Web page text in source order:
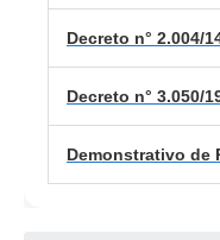
Decreto n° 2.004/
Decreto n° 3.050/
Demonstrativo de